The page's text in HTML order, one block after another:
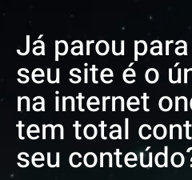
Já parou
seu site é o
na internet
tem total
seu